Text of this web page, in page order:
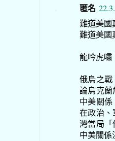
匿名
難道美國
難道美國
龍吟虎嘯
俄烏之
論烏克
中美關
在政治
灣當局
中美關係